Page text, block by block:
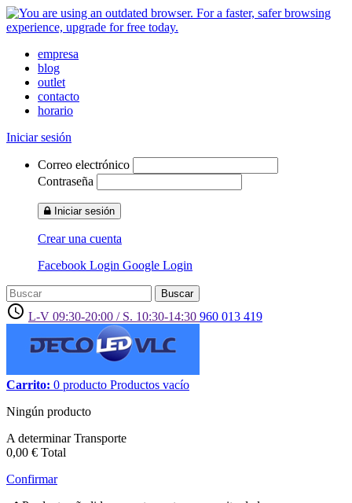
empresa
blog
outlet
contacto
horario
Iniciar sesión
Correo electrónico
Contraseña
Iniciar sesión
Crear una cuenta
Facebook Login Google Login
Buscar
access_time L-V 09:30-20:00 / S. 10:30-14:30 960 013 419
Carrito: 0 producto Productos vacío
Ningún producto
A determinarTransporte
0,00 € Total
Confirmar